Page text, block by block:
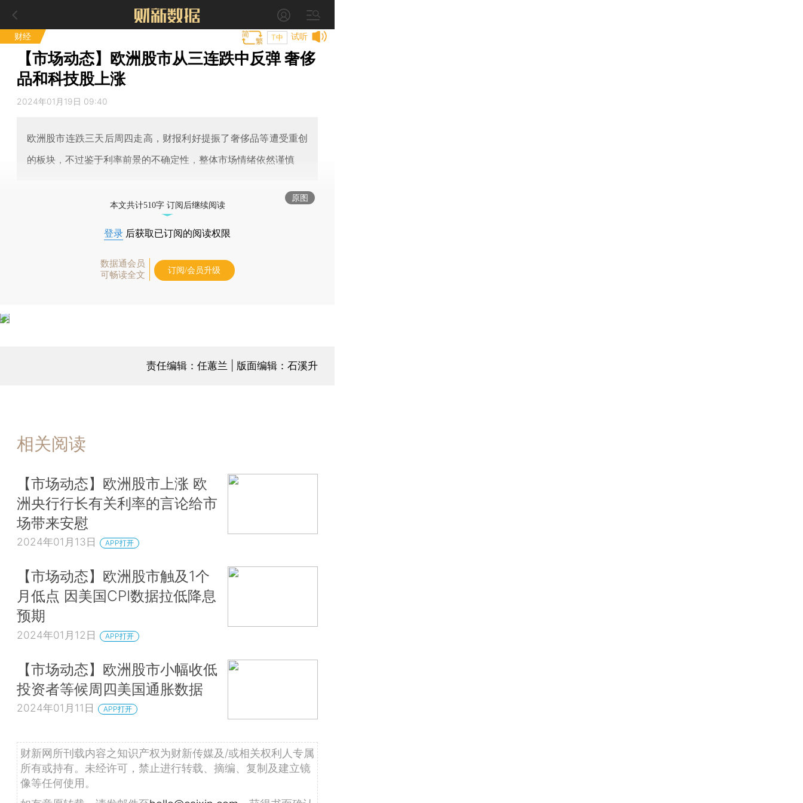
财经 试听
T中
【市场动态】欧洲股市从三连跌中反弹 奢侈
品和科技股上涨
2024年01月19日 09:40
欧洲股市连跌三天后周四走高，财报利好提振了奢侈品等遭受重创
的板块，不过鉴于利率前景的不确定性，整体市场情绪依然谨慎
原图
本文共计510字 订阅后继续阅读
登录 后获取已订阅的阅读权限
数据通会员
可畅读全文
订阅/会员升级
责任编辑：任蕙兰 | 版面编辑：石溪升
相关阅读
【市场动态】欧洲股市上涨 欧
洲央行行长有关利率的言论给市
场带来安慰
2024年01月13日 APP打开
【市场动态】欧洲股市触及1个
月低点 因美国CPI数据拉低降息
预期
2024年01月12日 APP打开
【市场动态】欧洲股市小幅收低
投资者等候周四美国通胀数据
2024年01月11日 APP打开
财新网所刊载内容之知识产权为财新传媒及/或相关权利人专属
所有或持有。未经许可，禁止进行转载、摘编、复制及建立镜
像等任何使用。